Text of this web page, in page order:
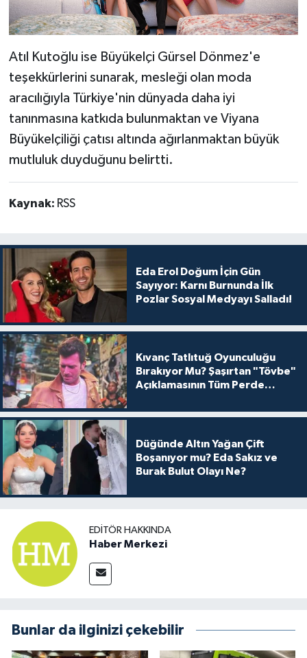
Atıl Kutoğlu ise Büyükelçi Gürsel Dönmez'e
teşekkürlerini sunarak, mesleği olan moda
aracılığıyla Türkiye'nin dünyada daha iyi
tanınmasına katkıda bulunmaktan ve Viyana
Büyükelçiliği çatısı altında ağırlanmaktan büyük
mutluluk duyduğunu belirtti.
Kaynak: RSS
Eda Erol Doğum İçin Gün
Sayıyor: Karnı Burnunda İlk
Pozlar Sosyal Medyayı Salladı!
Kıvanç Tatlıtuğ Oyunculuğu
Bırakıyor Mu? Şaşırtan "Tövbe"
Açıklamasının Tüm Perde
Düğünde Altın Yağan Çift
Boşanıyor mu? Eda Sakız ve
Burak Bulut Olayı Ne?
EDITÖR HAKKINDA
Haber Merkezi
Bunlar da ilginizi çekebilir